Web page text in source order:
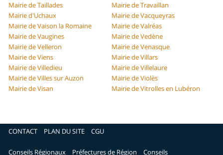
Mairie de Taillades
Mairie de Travaillan
Mairie d'Uchaux
Mairie de Vacqueyras
Mairie de Vaison la Romaine
Mairie de Valréas
Mairie de Vaugines
Mairie de Vedène
Mairie de Velleron
Mairie de Venasque
Mairie de Viens
Mairie de Villars
Mairie de Villedieu
Mairie de Villelaure
Mairie de Villes sur Auzon
Mairie de Violès
Mairie de Visan
Mairie de Vitrolles en Lubéron
CONTACT PLAN DU SITE CGU
Conseils Régionaux Préfectures de Région Conseils